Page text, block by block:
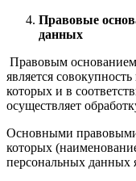
Правовые
данных
Правовым
является
которых и в
осуществляет
Основными
которых
персональных данных